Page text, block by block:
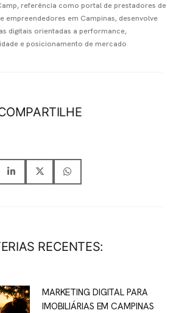
referência como portal de prestadores de
empreendedores em Campinas, desenvolve
digitais orientadas a performance,
e posicionamento de mercado
RECENTES:
MARKETING DIGITAL PARA
IMOBILIÁRIAS EM CAMPINAS